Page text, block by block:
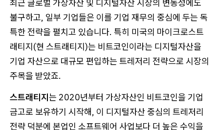
최근 글로벌 가상자산 및 디지털자산 시장의 변동성에도
불구하고, 일부 기업들은 이를 기업 재무의 중심에 두는 독
특한 전략을 펼치고 있습니다. 특히 미국의 마이크로스트
래티지(현 스트래티지)는 비트코인이라는 디지털자산을
기업 자산으로 대규모 편입하는 트레저리 전략으로 시장의
주목을 받았죠.
스트래티지는 2020년부터 가상자산인 비트코인을 기업
금고로 보유하기 시작해, 이 디지털자산 중심의 트레저리
전략 덕분에 본업인 소프트웨어 사업보다 더 높은 수익을